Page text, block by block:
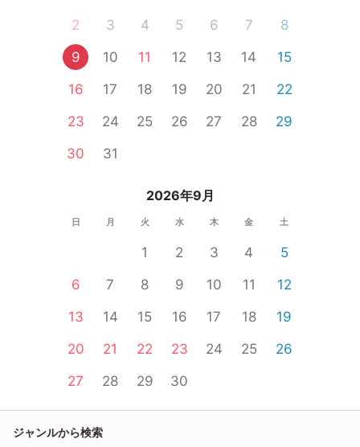
2
3 4 5 6 7
8
9
10 11 12 13 14
15
16
17 18 19 20 21
22
23
24 25 26 27 28
29
30
31
2026年9月
日 月 火 水 木 金 土
1 2 3 4
5
6
7 8 9 10 11
12
13
14 15 16 17 18
19
20
21 22 23 24 25
26
27
28 29 30
ジャンルから検索